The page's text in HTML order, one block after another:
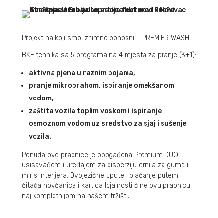
Projekt na koji smo iznimno ponosni – PREMIER WASH!
BKF tehnika sa 5 programa na 4 mjesta za pranje (3+1):
aktivna pjena u raznim bojama,
pranje mikroprahom, ispiranje omekšanom
vodom,
zaštita vozila toplim voskom i ispiranje
osmoznom vodom uz sredstvo za sjaj i sušenje
vozila.
Ponuda ove praonice je obogaćena Premium DUO
usisavačem i uređajem za disperziju crnila za gume i
miris interijera. Dvojezične upute i plaćanje putem
čitača novčanica i kartica lojalnosti čine ovu praonicu
naj kompletnijom na našem tržištu.